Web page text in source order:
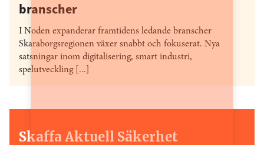
branscher
I Noden expanderar framtidens ledande branscher
Skaraborgsregionen växer snabbt och fokuserat. Nya
satsningar inom digitalisering, smart industri,
spelutveckling [...]
Skaffa Aktuell Säkerhet